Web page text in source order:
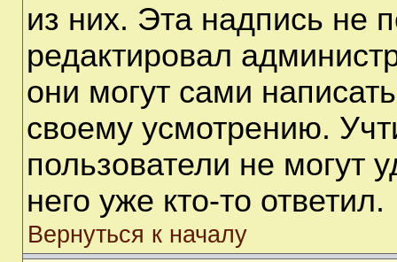
из них. Эта надпись не
редактировал
они могут сами
своему усмотрению.
пользователи не могут
него уже кто-то ответил.
Вернуться к началу